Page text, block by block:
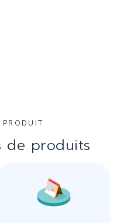
PRODUIT
de produits